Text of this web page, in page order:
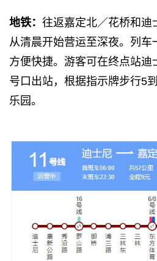
地铁： 往返嘉定北／花桥和迪
从清晨开始营运至深夜。列车
方便快捷。游客可在终点站迪
号口出站，根据指示牌步行5
乐园。